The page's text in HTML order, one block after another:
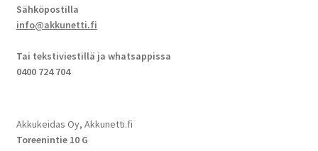
Sähköpostilla
info@akkunetti.fi
Tai tekstiviestillä ja whatsappissa
0400 724 704
Akkukeidas Oy, Akkunetti.fi
Toreenintie 10 G